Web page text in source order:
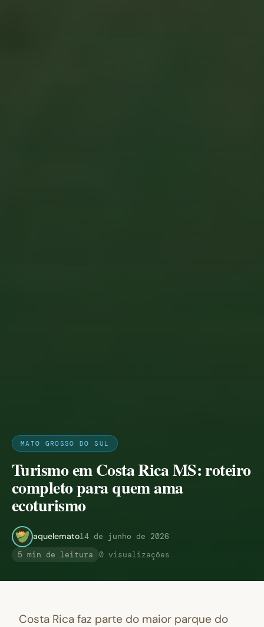
MATO GROSSO DO SUL
Turismo em Costa Rica MS: roteiro
completo para quem ama
ecoturismo
aquelemato14 de junho de 2026
5 min de leitura
0 visualizações
Costa Rica faz parte do maior parque do